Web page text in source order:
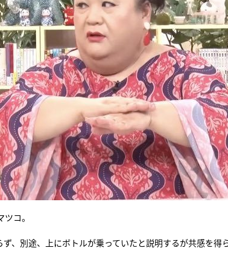
コ。
、別途、上にボトルが乗っていたと説明するが共感を得